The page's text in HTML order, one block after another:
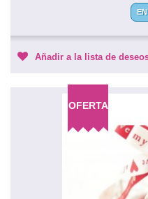
Añadir a la lista de
OFERTA